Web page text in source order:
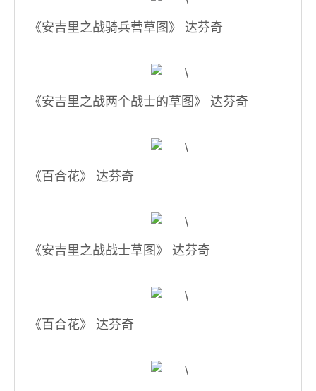
《安吉里之战骑兵营草图》 达芬奇
《安吉里之战两个战士的草图》 达芬奇
《百合花》 达芬奇
《安吉里之战战士草图》 达芬奇
《百合花》 达芬奇